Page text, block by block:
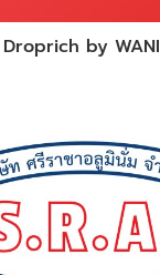
Droprich by WANI